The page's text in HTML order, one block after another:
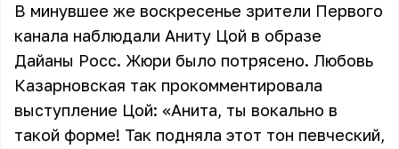
В минувшее же воскресенье зрители Первого
канала наблюдали Аниту Цой в образе
Дайаны Росс. Жюри было потрясено. Любовь
Казарновская так прокомментировала
выступление Цой: «Анита, ты вокально в
такой форме! Так подняла этот тон певческий,